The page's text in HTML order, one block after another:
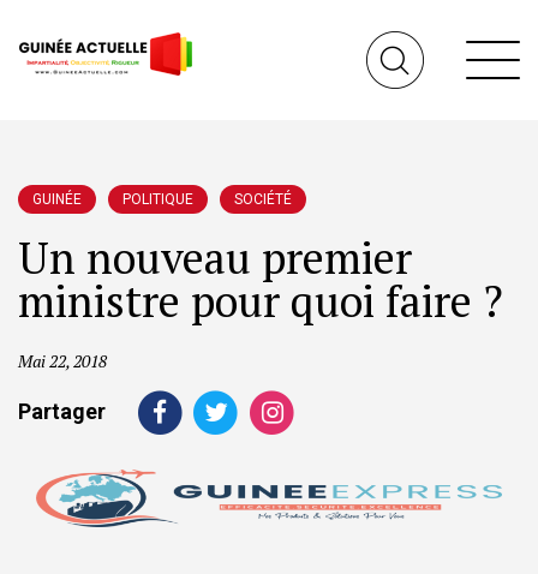
GUINÉE POLITIQUE SOCIÉTÉ
Un nouveau premier
ministre pour quoi faire ?
Mai 22, 2018
Partager